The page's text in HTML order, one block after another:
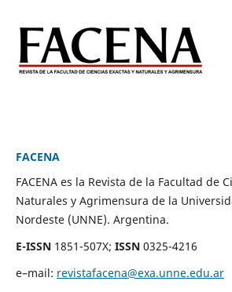
FACENA
FACENA es la Revista de la Facultad de
Naturales y Agrimensura de la
Nordeste (UNNE). Argentina.
E-ISSN1851-507X; ISSN0325-4216
e–mail: revistafacena@exa.unne.edu.ar